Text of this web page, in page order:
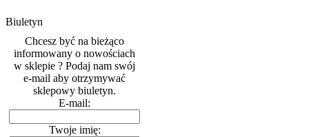
Biuletyn
Chcesz być na bieżąco
informowany o nowościach
w sklepie ? Podaj nam swój
e-mail aby otrzymywać
sklepowy biuletyn.
E-mail:
Twoje imię: